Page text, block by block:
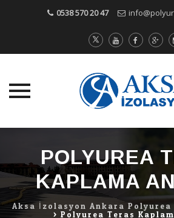
0538 570 20 47
content
POLYUREA
KAPLAMA
Aksa İzolasyon Ankara Polyurea
> Polyurea Teras